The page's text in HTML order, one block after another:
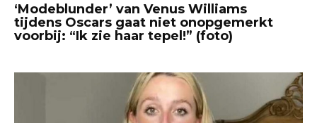
‘Modeblunder’ van Venus Williams
tijdens Oscars gaat niet onopgemerkt
voorbij: “Ik zie haar tepel!” (foto)